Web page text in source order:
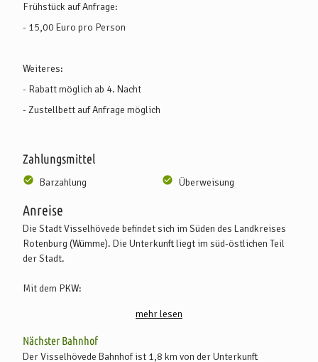
Frühstück auf Anfrage:
- 15,00 Euro pro Person
Weiteres:
- Rabatt möglich ab 4. Nacht
- Zustellbett auf Anfrage möglich
Zahlungsmittel
Barzahlung Überweisung
Anreise
Die Stadt Visselhövede befindet sich im Süden des Landkreises
Rotenburg (Wümme). Die Unterkunft liegt im süd-östlichen Teil
der Stadt.
Mit dem PKW:
Richtung Hannover (Abfahrt Verden Ost) und über die
Kreisstrasse, die über Kirchlinteln und Jeddingen bis nach
Visselhövede führt.
mehr lesen
Nächster Bahnhof
Der Visselhövede Bahnhof ist 1,8 km von der Unterkunft